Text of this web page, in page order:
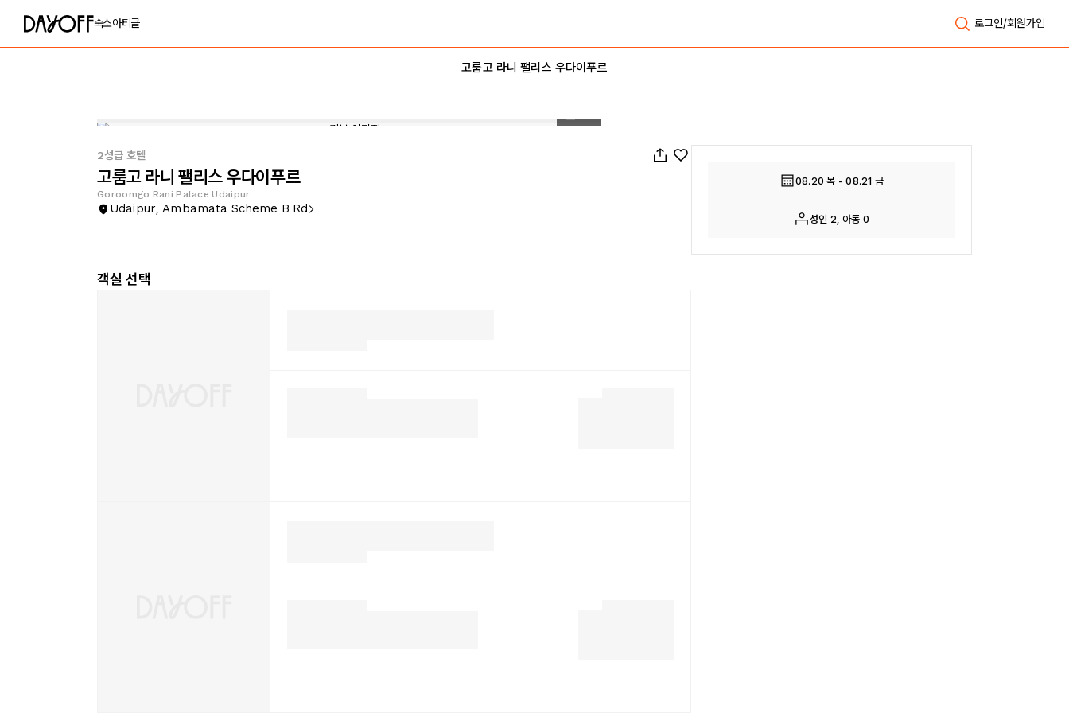
숙소아티클 로그인/회원가입
고룸고 라니 팰리스 우다이푸르
2성급 호텔
고룸고 라니 팰리스 우다이푸르
Goroomgo Rani Palace Udaipur
Udaipur, Ambamata Scheme B Rd
객실 선택
08.20 목 - 08.21 금
성인 2, 아동 0